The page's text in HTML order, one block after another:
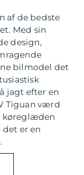
af de bedste
Med sin
design,
bilmodel det
jagt efter en
Tiguan værd
køreglæden
det er en